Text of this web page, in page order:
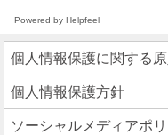
Powered by Helpfeel
個人情報保護に関する原
個人情報保護方針
ソーシャルメディアポ